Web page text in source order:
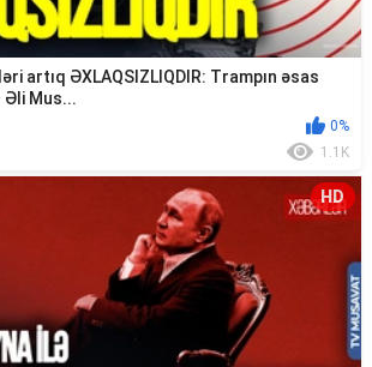
artıq ƏXLAQSIZLIQDIR: Trampın əsas
Əli Mus...
0%
1.1K
HD